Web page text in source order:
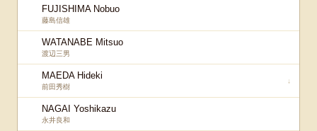
FUJISHIMA Nobuo
藤島信雄
WATANABE Mitsuo
渡辺三男
MAEDA Hideki
前田秀樹
↓
NAGAI Yoshikazu
永井良和